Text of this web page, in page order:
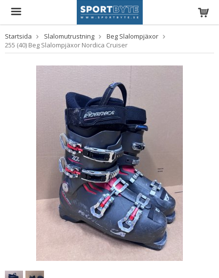
Startsida Slalomutrustning
Beg Slalompjäxor
255 (40) Beg Slalompjäxor Nordica Cruiser